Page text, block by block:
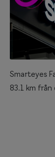
Smarteyes
83.1 km